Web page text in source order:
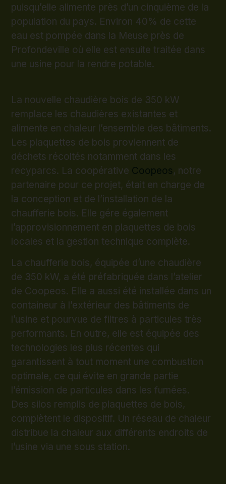
puisqu’elle alimente près d’un cinquième de la
population du pays. Environ 40% de cette
eau est pompée dans la Meuse près de
Profondeville où elle est ensuite traitée dans
une usine pour la rendre potable.
La nouvelle chaudière bois de 350 kW
remplace les chaudières existantes et
alimente en chaleur l’ensemble des bâtiments.
Les plaquettes de bois proviennent de
déchets récoltés notamment dans les
recyparcs. La coopérative Coopeos, notre
partenaire pour ce projet, était en charge de
la conception et de l’installation de la
chaufferie bois. Elle gére également
l’approvisionnement en plaquettes de bois
locales et la gestion technique complète.
La chaufferie bois, équipée d’une chaudière
de 350 kW, a été préfabriquée dans l’atelier
de Coopeos. Elle a aussi été installée dans un
containeur à l’extérieur des bâtiments de
l’usine et pourvue de filtres à particules très
performants. En outre, elle est équipée des
technologies les plus récentes qui
garantissent à tout moment une combustion
optimale, ce qui évite en grande partie
l’émission de particules dans les fumées.
Des silos remplis de plaquettes de bois,
complètent le dispositif. Un réseau de chaleur
distribue la chaleur aux différents endroits de
l’usine via une sous station.